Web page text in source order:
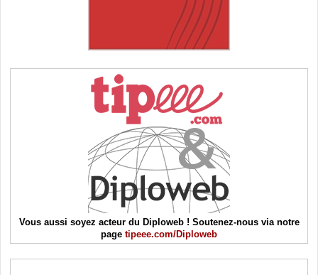
Vous aussi soyez acteur du Diploweb ! Soutenez-nous via notre
page tipeee.com/Diploweb